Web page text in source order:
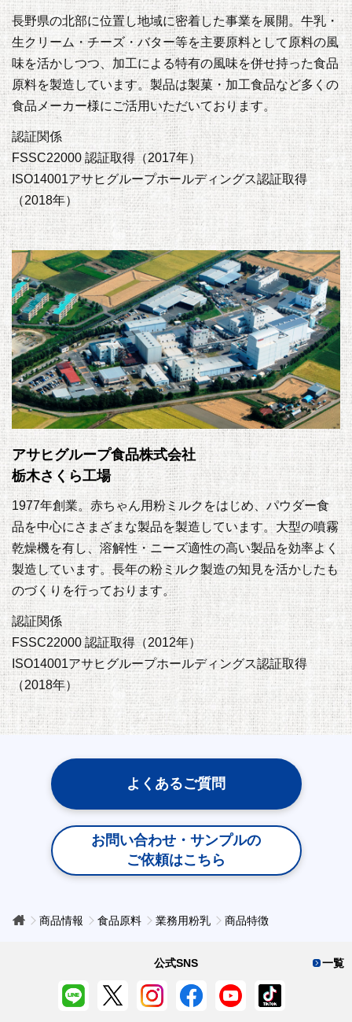
長野県の北部に位置し地域に密着した事業を展開。牛乳・
生クリーム・チーズ・バター等を主要原料として原料の風
味を活かしつつ、加工による特有の風味を併せ持った食品
原料を製造しています。製品は製菓・加工食品など多くの
食品メーカー様にご活用いただいております。
認証関係
FSSC22000 認証取得（2017年）
ISO14001アサヒグループホールディングス認証取得
（2018年）
アサヒグループ食品株式会社
栃木さくら工場
1977年創業。赤ちゃん用粉ミルクをはじめ、パウダー食
品を中心にさまざまな製品を製造しています。大型の噴霧
乾燥機を有し、溶解性・ニーズ適性の高い製品を効率よく
製造しています。長年の粉ミルク製造の知見を活かしたも
のづくりを行っております。
認証関係
FSSC22000 認証取得（2012年）
ISO14001アサヒグループホールディングス認証取得
（2018年）
よくあるご質問
お問い合わせ・サンプルの
ご依頼はこちら
商品情報 食品原料 業務用粉乳 商品特徴
一覧
公式SNS